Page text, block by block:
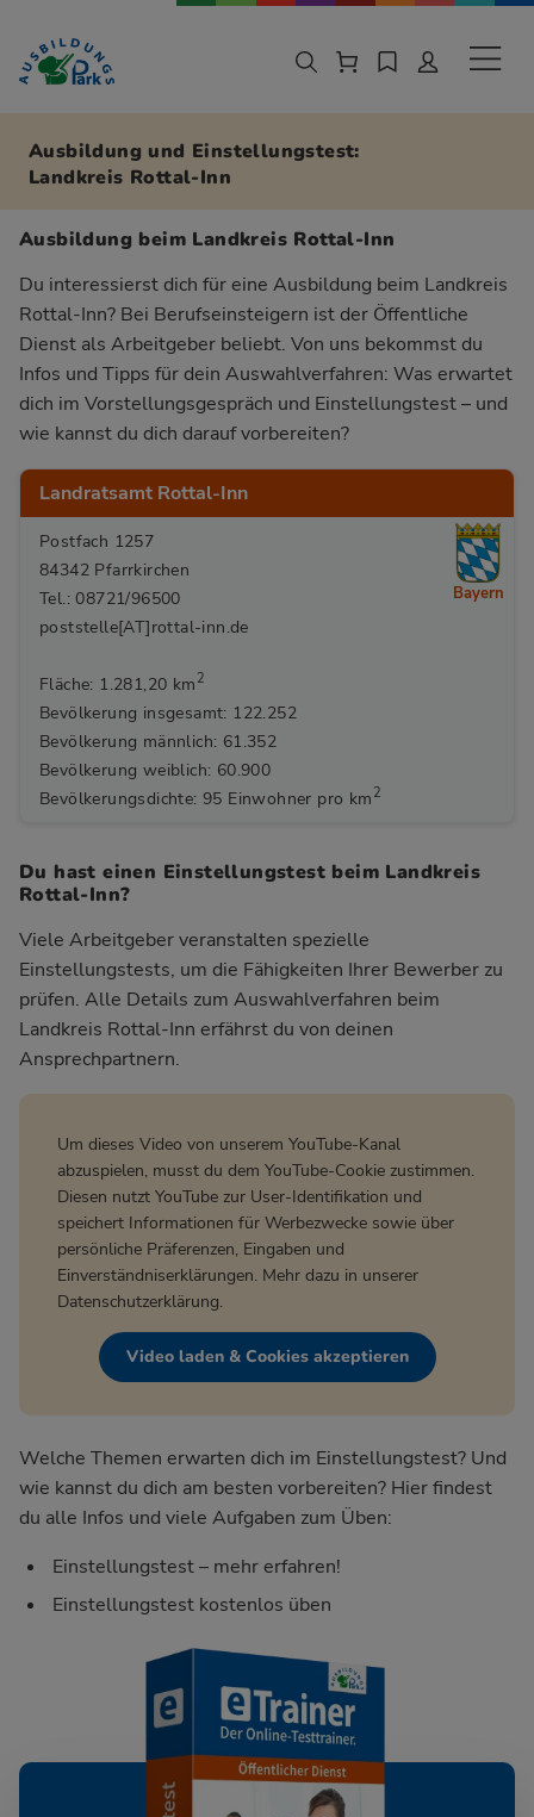
Zur Navigation springen
Zu den Hauptinhalten springen
Ausbildung und Einstellungstest:
Landkreis Rottal-Inn
Ausbildung beim Landkreis Rottal-Inn
Du interessierst dich für eine Ausbildung beim Landkreis
Rottal-Inn? Bei Berufseinsteigern ist der Öffentliche
Dienst als Arbeitgeber beliebt. Von uns bekommst du
Infos und Tipps für dein Auswahlverfahren: Was erwartet
dich im Vorstellungsgespräch und Einstellungstest – und
wie kannst du dich darauf vorbereiten?
Landratsamt Rottal-Inn
Postfach 1257
84342 Pfarrkirchen
Tel.: 08721/96500
poststelle[AT]rottal-inn.de
Fläche: 1.281,20 km 2
Bevölkerung insgesamt: 122.252
Bevölkerung männlich: 61.352
Bevölkerung weiblich: 60.900
Bevölkerungsdichte: 95 Einwohner pro km 2
Bayern
Du hast einen Einstellungstest beim Landkreis
Rottal-Inn?
Viele Arbeitgeber veranstalten spezielle
Einstellungstests, um die Fähigkeiten Ihrer Bewerber zu
prüfen. Alle Details zum Auswahlverfahren beim
Landkreis Rottal-Inn erfährst du von deinen
Ansprechpartnern.
Um dieses Video von unserem YouTube-Kanal
abzuspielen, musst du dem YouTube-Cookie zustimmen.
Diesen nutzt YouTube zur User-Identifikation und
speichert Informationen für Werbezwecke sowie über
persönliche Präferenzen, Eingaben und
Einverständniserklärungen. Mehr dazu in unserer
Datenschutzerklärung.
Video laden & Cookies akzeptieren
Welche Themen erwarten dich im Einstellungstest? Und
wie kannst du dich am besten vorbereiten? Hier findest
du alle Infos und viele Aufgaben zum Üben:
Einstellungstest – mehr erfahren!
Einstellungstest kostenlos üben